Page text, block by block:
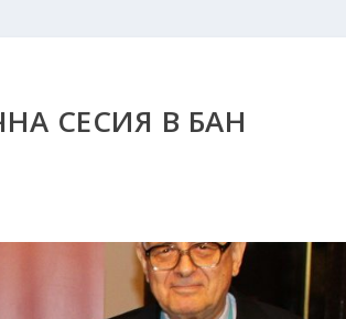
СЕСИЯ В БАН